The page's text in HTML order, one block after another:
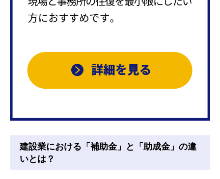
建設業における「補助金」と「助成金」の違
いとは？